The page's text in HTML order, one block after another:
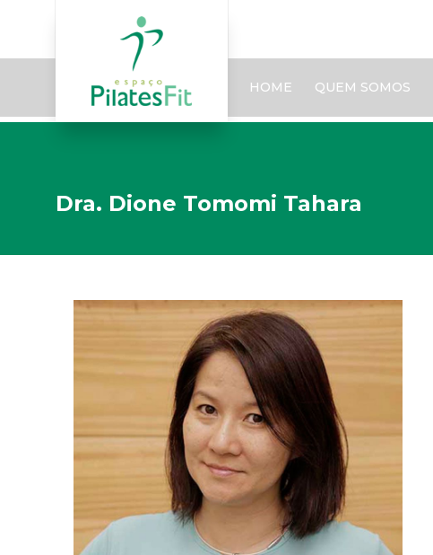
HOME QUEM SOMOS
Dra. Dione Tomomi Tahara